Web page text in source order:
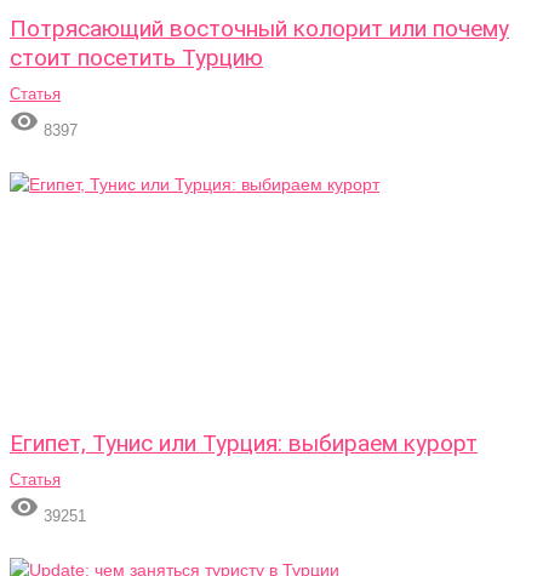
Потрясающий восточный колорит или почему
стоит посетить Турцию
Статья
 8397
Египет, Тунис или Турция: выбираем курорт
Статья
 39251